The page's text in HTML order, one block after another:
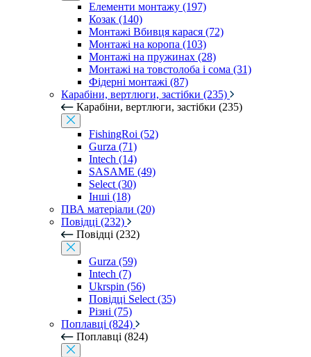
Елементи монтажу (197)
Козак (140)
Монтажі Вбивця карася (72)
Монтажі на коропа (103)
Монтажі на пружинах (28)
Монтажі на товстолоба і сома (31)
Фідерні монтажі (87)
Карабіни, вертлюги, застібки (235)
Карабіни, вертлюги, застібки (235)
FishingRoi (52)
Gurza (71)
Intech (14)
SASAME (49)
Select (30)
Інші (18)
ПВА матеріали (20)
Повідці (232)
Повідці (232)
Gurza (59)
Intech (7)
Ukrspin (56)
Повідці Select (35)
Різні (75)
Поплавці (824)
Поплавці (824)